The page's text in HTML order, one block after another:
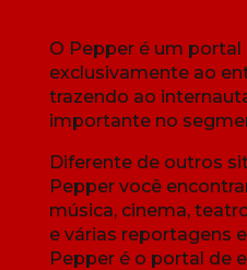
O Pepper é um
exclusivamente ao
trazendo ao
importante no
Diferente de outros
Pepper você
música, cinema,
e várias reportagens
Pepper é o portal de